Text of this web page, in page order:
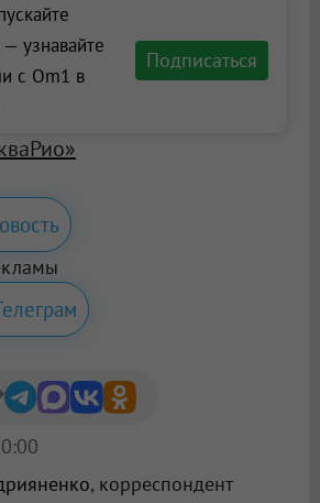
узнавайте
с Om1 в
Подписаться
, корреспондент